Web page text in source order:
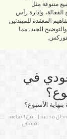
متنوعة مثل
وإدارة رأس
المعقدة للمبتدئين
الجيد، مما
في
محمود| زمن القراءة:
دقيقتين